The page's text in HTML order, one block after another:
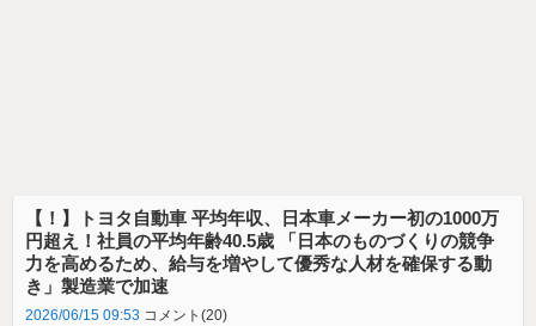
【！】トヨタ自動車 平均年収、日本車メーカー初の1000万
円超え！社員の平均年齢40.5歳 「日本のものづくりの競争
力を高めるため、給与を増やして優秀な人材を確保する動
き」製造業で加速
2026/06/15 09:53 コメント(20)